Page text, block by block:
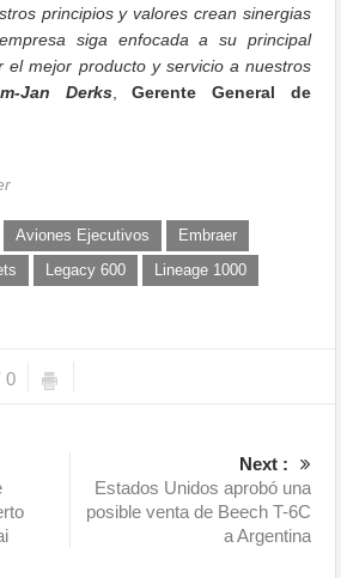
principios y valores crean sinergias
siga enfocada a su principal
el mejor producto y servicio a nuestros
Jan Derks,Gerente General de
Aviones Ejecutivos
Embraer
Legacy 600
Lineage 1000
0
Next :
Estados Unidos aprobó una
posible venta de Beech T-6C
a Argentina